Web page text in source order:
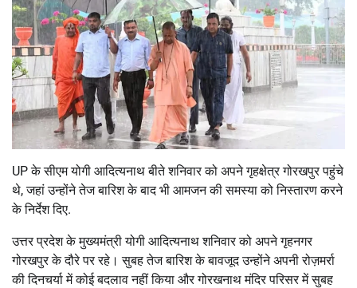
UP के सीएम योगी आदित्यनाथ बीते शनिवार को अपने गृहक्षेत्र गोरखपुर पहुंचे
थे, जहां उन्होंने तेज बारिश के बाद भी आमजन की समस्या को निस्तारण करने
के निर्देश दिए.
उत्तर प्रदेश के मुख्यमंत्री योगी आदित्यनाथ शनिवार को अपने गृहनगर
गोरखपुर के दौरे पर रहे। सुबह तेज बारिश के बावजूद उन्होंने अपनी रोज़मर्रा
की दिनचर्या में कोई बदलाव नहीं किया और गोरखनाथ मंदिर परिसर में सुबह